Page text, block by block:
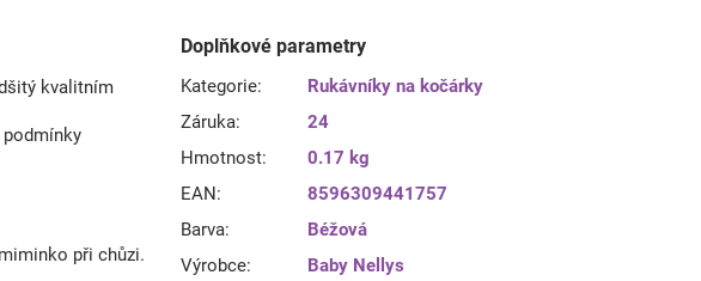
kvalitním
při chůzi.
Doplňkové parametry
Kategorie:
Rukávníky na kočárky
Záruka:
24
Hmotnost:
0.17 kg
EAN:
8596309441757
Barva:
Béžová
Výrobce: Baby Nellys